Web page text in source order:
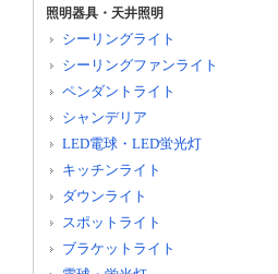
照明器具・天井照明
シーリングライト
シーリングファンライト
ペンダントライト
シャンデリア
LED電球・LED蛍光灯
キッチンライト
ダウンライト
スポットライト
ブラケットライト